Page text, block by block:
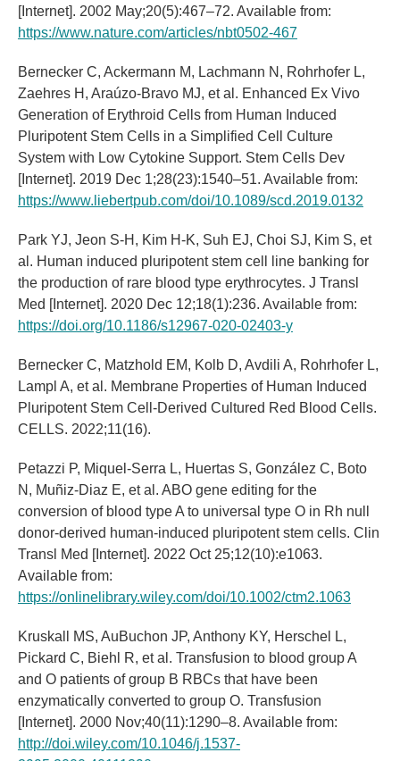
[Internet]. 2002 May;20(5):467–72. Available from:
https://www.nature.com/articles/nbt0502-467
Bernecker C, Ackermann M, Lachmann N, Rohrhofer L,
Zaehres H, Araúzo-Bravo MJ, et al. Enhanced Ex Vivo
Generation of Erythroid Cells from Human Induced
Pluripotent Stem Cells in a Simplified Cell Culture
System with Low Cytokine Support. Stem Cells Dev
[Internet]. 2019 Dec 1;28(23):1540–51. Available from:
https://www.liebertpub.com/doi/10.1089/scd.2019.0132
Park YJ, Jeon S-H, Kim H-K, Suh EJ, Choi SJ, Kim S, et
al. Human induced pluripotent stem cell line banking for
the production of rare blood type erythrocytes. J Transl
Med [Internet]. 2020 Dec 12;18(1):236. Available from:
https://doi.org/10.1186/s12967-020-02403-y
Bernecker C, Matzhold EM, Kolb D, Avdili A, Rohrhofer L,
Lampl A, et al. Membrane Properties of Human Induced
Pluripotent Stem Cell-Derived Cultured Red Blood Cells.
CELLS. 2022;11(16).
Petazzi P, Miquel‐Serra L, Huertas S, González C, Boto
N, Muñiz‐Diaz E, et al. ABO gene editing for the
conversion of blood type A to universal type O in Rh null
donor‐derived human‐induced pluripotent stem cells. Clin
Transl Med [Internet]. 2022 Oct 25;12(10):e1063.
Available from:
https://onlinelibrary.wiley.com/doi/10.1002/ctm2.1063
Kruskall MS, AuBuchon JP, Anthony KY, Herschel L,
Pickard C, Biehl R, et al. Transfusion to blood group A
and O patients of group B RBCs that have been
enzymatically converted to group O. Transfusion
[Internet]. 2000 Nov;40(11):1290–8. Available from:
http://doi.wiley.com/10.1046/j.1537-